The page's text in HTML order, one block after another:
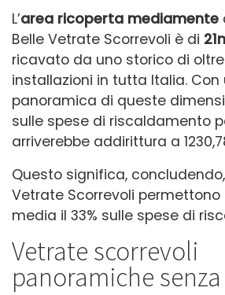
L’area ricoperta mediamente
Belle Vetrate Scorrevoli è di
ricavato da uno storico di oltre
installazioni in tutta Italia.
panoramica di queste
sulle spese di riscaldamento
arriverebbe addirittura a
Questo significa,
Vetrate Scorrevoli permettono
media il 33% sulle spese di
Vetrate scorrevoli
panoramiche